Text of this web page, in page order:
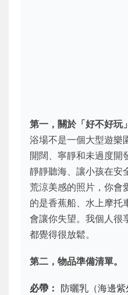
第一，關於「好不好玩
浴場不是一個大型遊樂
開闊、寧靜和未過度開
靜靜聽海、讓小孩在安
荒涼美感的照片，你會
的是香蕉船、水上摩托
會讓你失望。我個人很
都覺得很放鬆。
第二，物品準備清單。
必帶： 防曬乳（海邊